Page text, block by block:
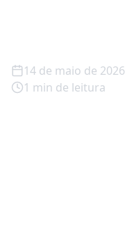
14 de maio de 2026
1 min de leitura